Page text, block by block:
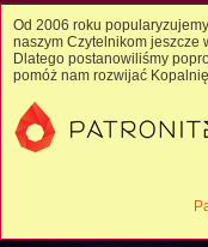
Od 2006 roku
naszym Czytelnikom jeszcze
Dlatego postanowiliśmy
pomóż nam rozwijać